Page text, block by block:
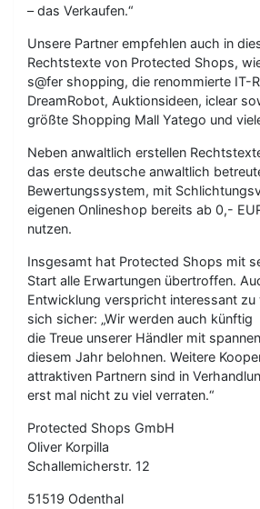
– das Verkaufen.“
Unsere Partner empfehlen auch in
Rechtstexte von Protected Shops,
s@fer shopping, die renommierte IT-
DreamRobot, Auktionsideen, iclear
größte Shopping Mall Yatego und
Neben anwaltlich erstellen
das erste deutsche anwaltlich
Bewertungssystem, mit
eigenen Onlineshop bereits ab 0,-
nutzen.
Insgesamt hat Protected Shops mit
Start alle Erwartungen übertroffen.
Entwicklung verspricht interessant zu
sich sicher: „Wir werden auch künftig
die Treue unserer Händler mit
diesem Jahr belohnen. Weitere
attraktiven Partnern sind in
erst mal nicht zu viel verraten.“
Protected Shops GmbH
Oliver Korpilla
Schallemicherstr. 12
51519 Odenthal